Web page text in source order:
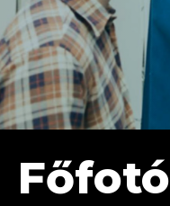
Főfotó